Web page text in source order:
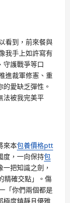
看到，前來餐與
我手上如許寫有
守護戰爭等口
進裁軍修憲、重
愛缺乏彈性。
法被我完美平
來本包養價格ptt
度，一向保持包
一把知識之劍，
精確交點」。傷
「你們兩個都是
極度鎮靜且優雅